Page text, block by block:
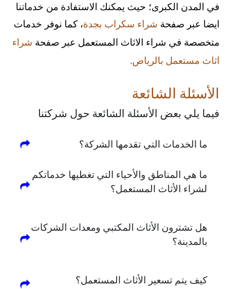
في المدن الكبرى؛ حيث يمكنك الاستفادة من خدماتنا
ايضا عبر صفحة شراء سكراب بجدة، كما نوفر خدمات
متخصصة في شراء الاثاث المستعمل عبر صفحة شراء
اثاث مستعمل بالرياض.
الأسئلة الشائعة
فيما يلي بعض الأسئلة الشائعة حول شركتنا
ما الخدمات التي تقدمها الشركة؟
ما هي المناطق والأحياء التي تغطيها خدماتكم
لشراء الأثاث المستعمل؟
هل تشترون الأثاث المكتبي ومعدات الشركات
بالمدينة؟
كيف يتم تسعير الأثاث المستعمل؟